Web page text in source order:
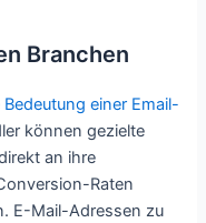
Branchen
einer Email-
können gezielte
an ihre
Raten
E-Mail-Adressen zu